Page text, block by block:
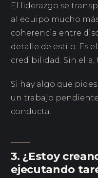
El liderazgo se
al equipo mucho
coherencia entre
detalle de estilo. Es
credibilidad. Sin ella,
Si hay algo que
un trabajo
conducta.
3. ¿Estoy
ejecutando